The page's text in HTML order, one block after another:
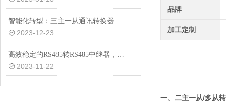
智能化转型：三主一从通讯转换器助力工业设备互联互通
2023-12-23
高效稳定的RS485转RS485中继器，助力工业自动化
2023-11-22
品牌
加工定制
一、 二主一从/多从